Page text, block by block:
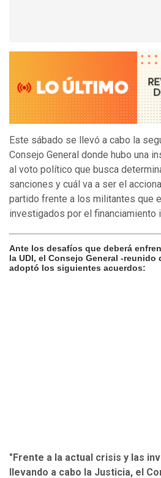
Este sábado se llevó a cabo la
Consejo General donde hubo una
al voto político que busca
sanciones y cuál va a ser el
partido frente a los militantes que
investigados por el financiamiento
Ante los desafíos que deberá
la UDI, el Consejo General -reunido
adoptó los siguientes acuerdos:
"Frente a la actual crisis y las
llevando a cabo la Justicia, el